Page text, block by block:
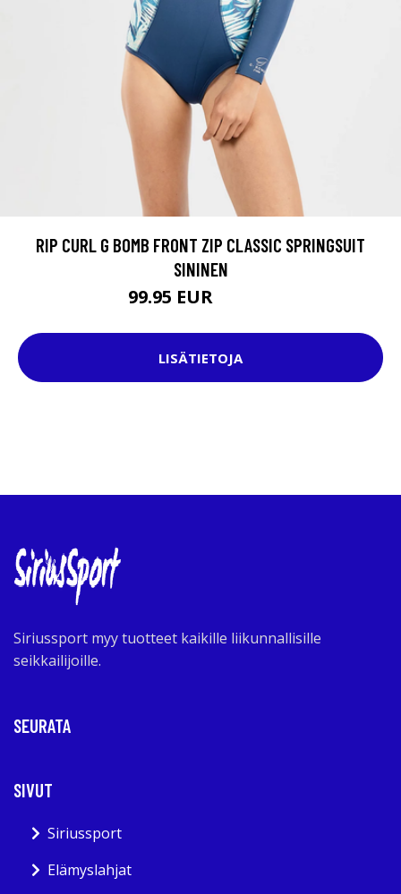
RIP CURL G BOMB FRONT ZIP CLASSIC SPRINGSUIT
SININEN
99.95 EUR
LISÄTIETOJA
Siriussport myy tuotteet kaikille liikunnallisille
seikkailijoille.
SEURATA
SIVUT
Siriussport
Elämyslahjat